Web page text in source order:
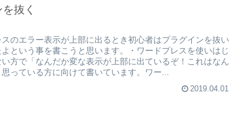
抜く
スのエラー表示が上部に出るとき初心者はプラグインを抜い
という事を書こうと思います。・ワードプレスを使いはじ
方で「なんだか変な表示が上部に出ているぞ！これはなん
っている方に向けて書いています。ワー...
2019.04.01